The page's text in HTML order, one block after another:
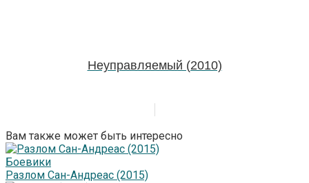
Неуправляемый (2010)
Вам также может быть интересно
Боевики
Разлом Сан-Андреас (2015)